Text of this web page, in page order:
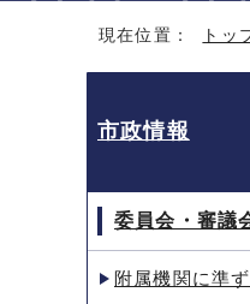
現在位置： トッ
市政情報
委員会・審議
附属機関に準